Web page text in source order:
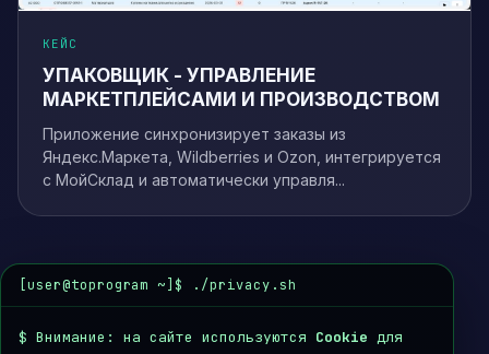
КЕЙС
УПАКОВЩИК - УПРАВЛЕНИЕ
МАРКЕТПЛЕЙСАМИ И ПРОИЗВОДСТВОМ
Приложение синхронизирует заказы из
Яндекс.Маркета, Wildberries и Ozon, интегрируется
с МойСклад и автоматически управля...
[user@toprogram ~]$ ./privacy.sh
$ Внимание: на сайте используются Cookie для
Связаться с нами
Выберите удобный способ связи
Кодер
Написать письмо